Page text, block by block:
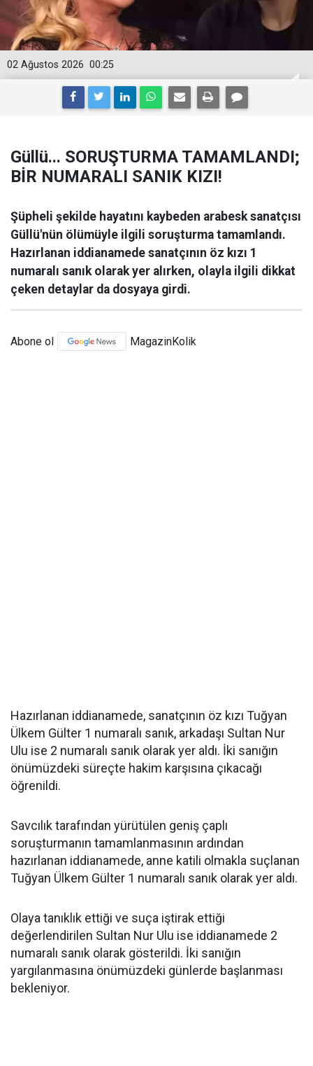
00:25
02 Ağustos 2026
Güllü... SORUŞTURMA TAMAMLANDI;
BİR NUMARALI SANIK KIZI!
Şüpheli şekilde hayatını kaybeden arabesk sanatçısı
Güllü'nün ölümüyle ilgili soruşturma tamamlandı.
Hazırlanan iddianamede sanatçının öz kızı 1
numaralı sanık olarak yer alırken, olayla ilgili dikkat
çeken detaylar da dosyaya girdi.
Abone ol MagazinKolik
Hazırlanan iddianamede, sanatçının öz kızı Tuğyan
Ülkem Gülter 1 numaralı sanık, arkadaşı Sultan Nur
Ulu ise 2 numaralı sanık olarak yer aldı. İki sanığın
önümüzdeki süreçte hakim karşısına çıkacağı
öğrenildi.
Savcılık tarafından yürütülen geniş çaplı
soruşturmanın tamamlanmasının ardından
hazırlanan iddianamede, anne katili olmakla suçlanan
Tuğyan Ülkem Gülter 1 numaralı sanık olarak yer aldı.
Olaya tanıklık ettiği ve suça iştirak ettiği
değerlendirilen Sultan Nur Ulu ise iddianamede 2
numaralı sanık olarak gösterildi. İki sanığın
yargılanmasına önümüzdeki günlerde başlanması
bekleniyor.